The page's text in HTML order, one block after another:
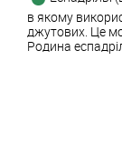
в якому
джутових. Це
Родина